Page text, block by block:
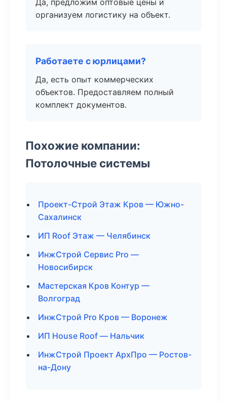
Да, предложим оптовые цены и
организуем логистику на объект.
Работаете с юрлицами?
Да, есть опыт коммерческих
объектов. Предоставляем полный
комплект документов.
Похожие компании:
Потолочные системы
Проект-Строй Этаж Кров — Южно-
Сахалинск
ИП Roof Этаж — Челябинск
ИнжСтрой Сервис Pro —
Новосибирск
Мастерская Кров Контур —
Волгоград
ИнжСтрой Pro Кров — Воронеж
ИП House Roof — Нальчик
ИнжСтрой Проект АрхПро — Ростов-
на-Дону